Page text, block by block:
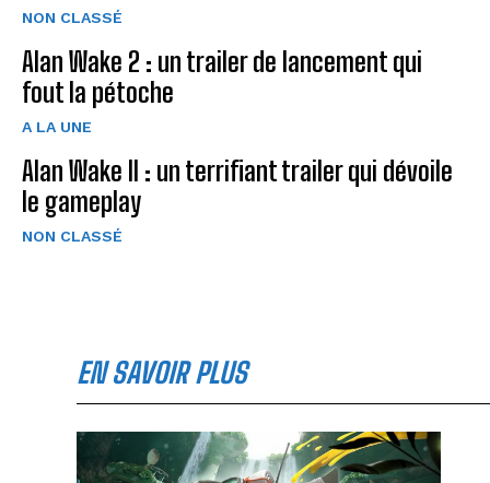
NON CLASSÉ
Alan Wake 2 : un trailer de lancement qui
fout la pétoche
A LA UNE
Alan Wake II : un terrifiant trailer qui dévoile
le gameplay
NON CLASSÉ
EN SAVOIR PLUS